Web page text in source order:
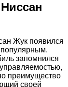
Жук появился
популярным.
запомнился
преимущество
своей